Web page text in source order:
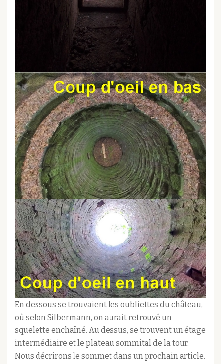
En dessous se trouvaient les oubliettes du château,
où selon Silbermann, on aurait retrouvé un
squelette enchaîné. Au dessus, se trouvent un étage
intermédiaire et le plateau sommital de la tour.
Nous décrirons le sommet dans un prochain article.